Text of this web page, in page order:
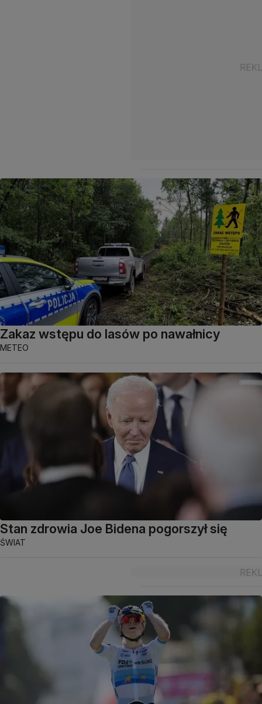
Zakaz wstępu do lasów po nawałnicy
METEO
Stan zdrowia Joe Bidena pogorszył się
ŚWIAT